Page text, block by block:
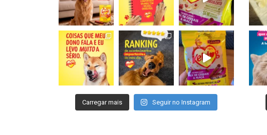
Carregar mais Seguir no Instagram